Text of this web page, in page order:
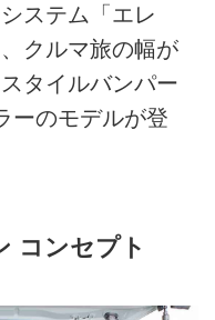
ステム「エレ
クルマ旅の幅が
タイルバンパー
ーのモデルが登
コンセプト